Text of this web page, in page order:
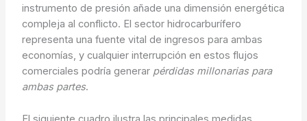
instrumento de presión añade una dimensión energética
compleja al conflicto. El sector hidrocarburífero
representa una fuente vital de ingresos para ambas
economías, y cualquier interrupción en estos flujos
comerciales podría generar pérdidas millonarias para
ambas partes.